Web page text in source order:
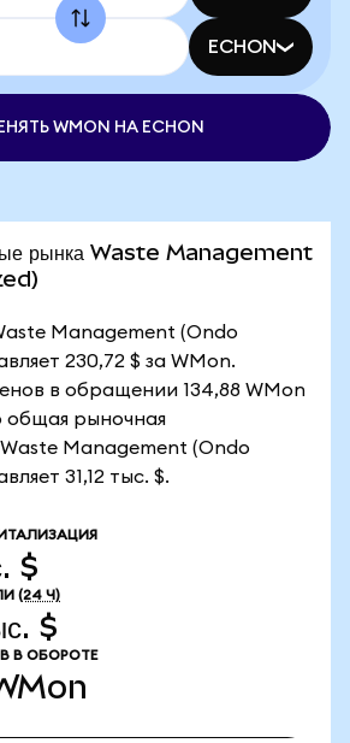
ECHON
WMON НА ECHON
рынка Waste Management
Management (Ondo
230,72 $ за WMon.
в обращении 134,88 WMon
общая рыночная
Management (Ondo
31,12 тыс. $.
$
(24 Ч)
$
В ОБОРОТЕ